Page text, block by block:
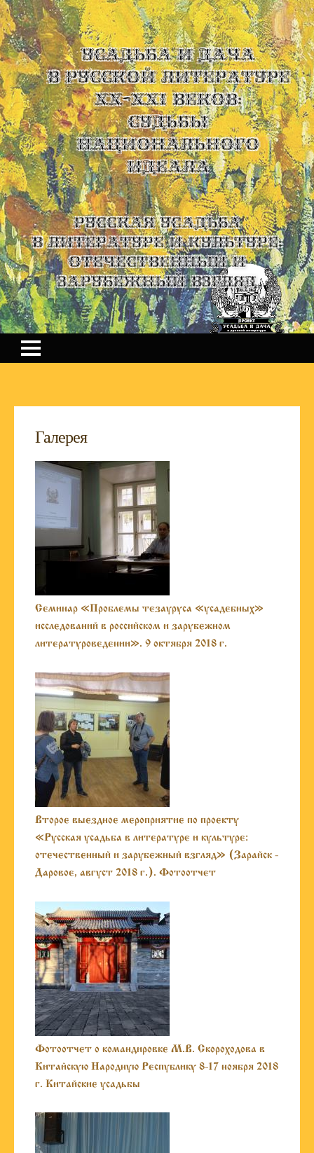
УСАДЬБА И ДАЧА
В РУССКОЙ ЛИТЕРАТУРЕ
XX-XXI ВЕКОВ:
СУДЬБЫ
НАЦИОНАЛЬНОГО
ИДЕАЛА
Русская усадьба
в литературе и культуре:
отечественный и
зарубежный взгляд
Галерея
Семинар «Проблемы тезауруса «усадебных»
исследований в российском и зарубежном
литературоведении». 9 октября 2018 г.
Второе выездное мероприятие по проекту
«Русская усадьба в литературе и культуре:
отечественный и зарубежный взгляд» (Зарайск -
Даровое, август 2018 г.). Фотоотчет
Фотоотчет о командировке М.В. Скороходова в
Китайскую Народную Республику 8-17 ноября 2018
г. Китайские усадьбы